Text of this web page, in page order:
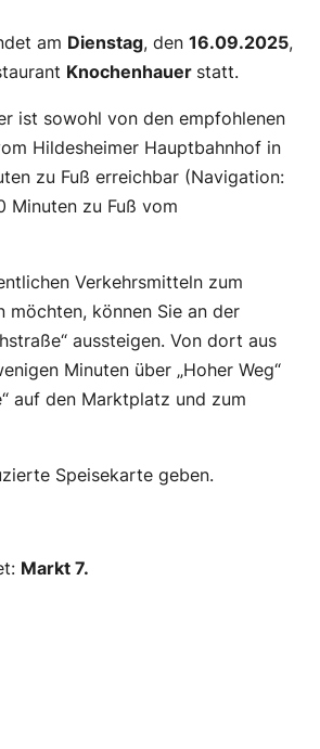
am Dienstag, den 16.09.2025,
Knochenhauer statt.
ist sowohl von den empfohlenen
Hildesheimer Hauptbahnhof in
zu Fuß erreichbar (Navigation:
Minuten zu Fuß vom
Verkehrsmitteln zum
möchten, können Sie an der
aussteigen. Von dort aus
Minuten über „Hoher Weg“
auf den Marktplatz und zum
Speisekarte geben.
Markt 7.